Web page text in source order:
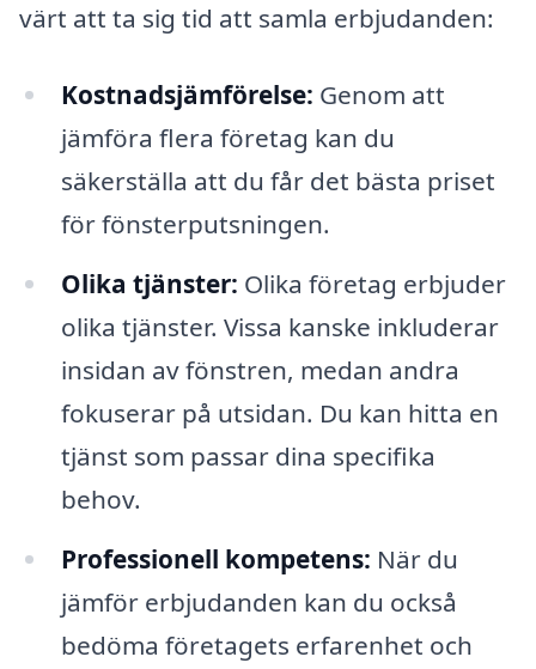
värt att ta sig tid att samla erbjudanden:
Kostnadsjämförelse: Genom att
jämföra flera företag kan du
säkerställa att du får det bästa priset
för fönsterputsningen.
Olika tjänster: Olika företag erbjuder
olika tjänster. Vissa kanske inkluderar
insidan av fönstren, medan andra
fokuserar på utsidan. Du kan hitta en
tjänst som passar dina specifika
behov.
Professionell kompetens: När du
jämför erbjudanden kan du också
bedöma företagets erfarenhet och